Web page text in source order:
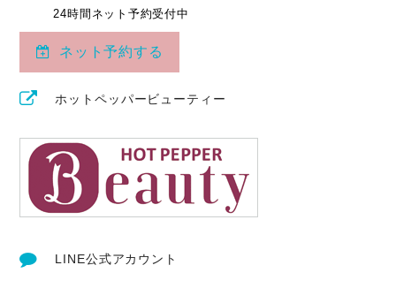
24時間ネット予約受付中
ネット予約する
ホットペッパービューティー
LINE公式アカウント